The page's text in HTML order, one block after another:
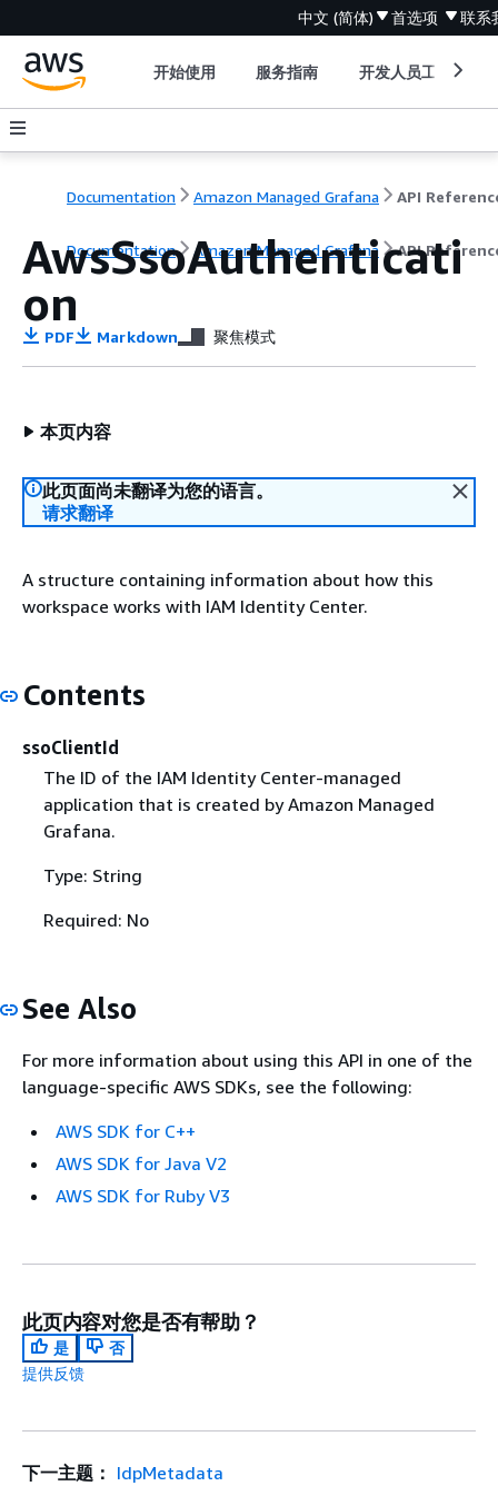
中文 (简体) 首选项 联系
开始使用 服务指南 开发人员工具
Documentation Amazon Managed Grafana API
Documentation Amazon Managed Grafana API
AwsSsoAuthenticati
on
PDF Markdown 聚焦模式
本页内容
此页面尚未翻译为您的语言。
请求翻译
A structure containing information about how this
workspace works with IAM Identity Center.
Contents
ssoClientId
The ID of the IAM Identity Center-managed
application that is created by Amazon Managed
Grafana.
Type: String
Required: No
See Also
For more information about using this API in one of the
language-specific AWS SDKs, see the following:
AWS SDK for C++
AWS SDK for Java V2
AWS SDK for Ruby V3
此页内容对您是否有帮助？
是
否
提供反馈
下一主题： IdpMetadata